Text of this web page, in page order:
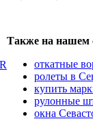
Также на нашем
откатные
ролеты в
купить
рулонные
окна